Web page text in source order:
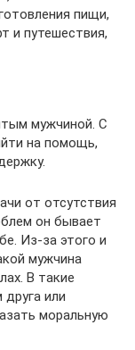
пищи,
и путешествия,
мужчиной. С
на помощь,
от отсутствия
он бывает
Из-за этого и
мужчина
В такие
или
моральную